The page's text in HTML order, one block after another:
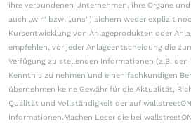
ihre verbundenen Unternehmen, ihre Organe
auch „wir“ bzw. „uns“) sichern weder explizit
Kursentwicklung von Anlageprodukten oder
empfehlen, vor jeder Anlageentscheidung die
Verfügung zu stellenden Informationen (z.B.
Kenntnis zu nehmen und einen fachkundigen
übernehmen keine Gewähr für die Aktualität,
Qualität und Vollständigkeit der auf
Informationen.Machen Leser die bei